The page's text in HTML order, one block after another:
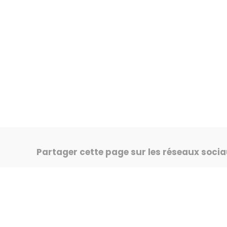
Partager cette page sur les réseaux